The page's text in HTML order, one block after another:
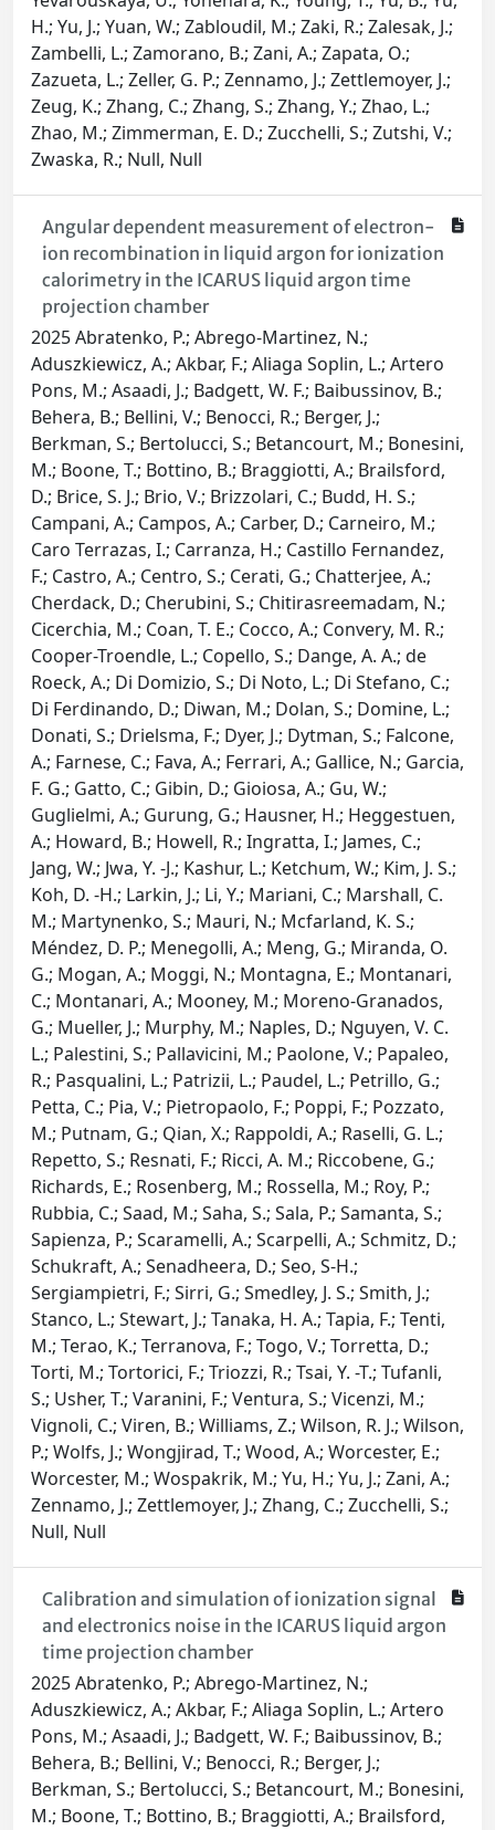
Angular dependent measurement of electron-
ion recombination in liquid argon for ionization
calorimetry in the ICARUS liquid argon time
projection chamber
2025 Abratenko, P.; Abrego-Martinez, N.;
Aduszkiewicz, A.; Akbar, F.; Aliaga Soplin, L.; Artero
Pons, M.; Asaadi, J.; Badgett, W. F.; Baibussinov, B.;
Behera, B.; Bellini, V.; Benocci, R.; Berger, J.;
Berkman, S.; Bertolucci, S.; Betancourt, M.; Bonesini,
M.; Boone, T.; Bottino, B.; Braggiotti, A.; Brailsford,
D.; Brice, S. J.; Brio, V.; Brizzolari, C.; Budd, H. S.;
Campani, A.; Campos, A.; Carber, D.; Carneiro, M.;
Caro Terrazas, I.; Carranza, H.; Castillo Fernandez,
F.; Castro, A.; Centro, S.; Cerati, G.; Chatterjee, A.;
Cherdack, D.; Cherubini, S.; Chitirasreemadam, N.;
Cicerchia, M.; Coan, T. E.; Cocco, A.; Convery, M. R.;
Cooper-Troendle, L.; Copello, S.; Dange, A. A.; de
Roeck, A.; Di Domizio, S.; Di Noto, L.; Di Stefano, C.;
Di Ferdinando, D.; Diwan, M.; Dolan, S.; Domine, L.;
Donati, S.; Drielsma, F.; Dyer, J.; Dytman, S.; Falcone,
A.; Farnese, C.; Fava, A.; Ferrari, A.; Gallice, N.; Garcia,
F. G.; Gatto, C.; Gibin, D.; Gioiosa, A.; Gu, W.;
Guglielmi, A.; Gurung, G.; Hausner, H.; Heggestuen,
A.; Howard, B.; Howell, R.; Ingratta, I.; James, C.;
Jang, W.; Jwa, Y. -J.; Kashur, L.; Ketchum, W.; Kim, J. S.;
Koh, D. -H.; Larkin, J.; Li, Y.; Mariani, C.; Marshall, C.
M.; Martynenko, S.; Mauri, N.; Mcfarland, K. S.;
Méndez, D. P.; Menegolli, A.; Meng, G.; Miranda, O.
G.; Mogan, A.; Moggi, N.; Montagna, E.; Montanari,
C.; Montanari, A.; Mooney, M.; Moreno-Granados,
G.; Mueller, J.; Murphy, M.; Naples, D.; Nguyen, V. C.
L.; Palestini, S.; Pallavicini, M.; Paolone, V.; Papaleo,
R.; Pasqualini, L.; Patrizii, L.; Paudel, L.; Petrillo, G.;
Petta, C.; Pia, V.; Pietropaolo, F.; Poppi, F.; Pozzato,
M.; Putnam, G.; Qian, X.; Rappoldi, A.; Raselli, G. L.;
Repetto, S.; Resnati, F.; Ricci, A. M.; Riccobene, G.;
Richards, E.; Rosenberg, M.; Rossella, M.; Roy, P.;
Rubbia, C.; Saad, M.; Saha, S.; Sala, P.; Samanta, S.;
Sapienza, P.; Scaramelli, A.; Scarpelli, A.; Schmitz, D.;
Schukraft, A.; Senadheera, D.; Seo, S-H.;
Sergiampietri, F.; Sirri, G.; Smedley, J. S.; Smith, J.;
Stanco, L.; Stewart, J.; Tanaka, H. A.; Tapia, F.; Tenti,
M.; Terao, K.; Terranova, F.; Togo, V.; Torretta, D.;
Torti, M.; Tortorici, F.; Triozzi, R.; Tsai, Y. -T.; Tufanli,
S.; Usher, T.; Varanini, F.; Ventura, S.; Vicenzi, M.;
Vignoli, C.; Viren, B.; Williams, Z.; Wilson, R. J.; Wilson,
P.; Wolfs, J.; Wongjirad, T.; Wood, A.; Worcester, E.;
Worcester, M.; Wospakrik, M.; Yu, H.; Yu, J.; Zani, A.;
Zennamo, J.; Zettlemoyer, J.; Zhang, C.; Zucchelli, S.;
Null, Null
Calibration and simulation of ionization signal
and electronics noise in the ICARUS liquid argon
time projection chamber
2025 Abratenko, P.; Abrego-Martinez, N.;
Aduszkiewicz, A.; Akbar, F.; Aliaga Soplin, L.; Artero
Pons, M.; Asaadi, J.; Badgett, W. F.; Baibussinov, B.;
Behera, B.; Bellini, V.; Benocci, R.; Berger, J.;
Berkman, S.; Bertolucci, S.; Betancourt, M.; Bonesini,
M.; Boone, T.; Bottino, B.; Braggiotti, A.; Brailsford,